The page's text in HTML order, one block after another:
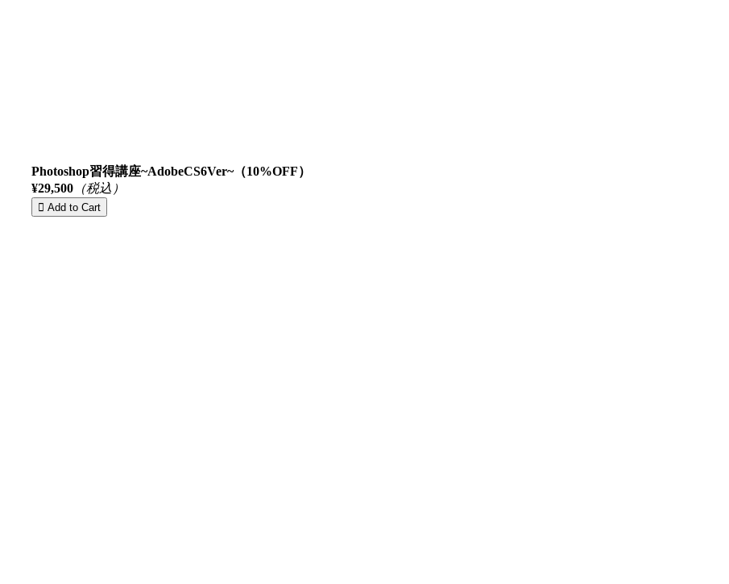
Photoshop習得講座~AdobeCS6Ver~（10%OFF）
¥29,500 （税込）